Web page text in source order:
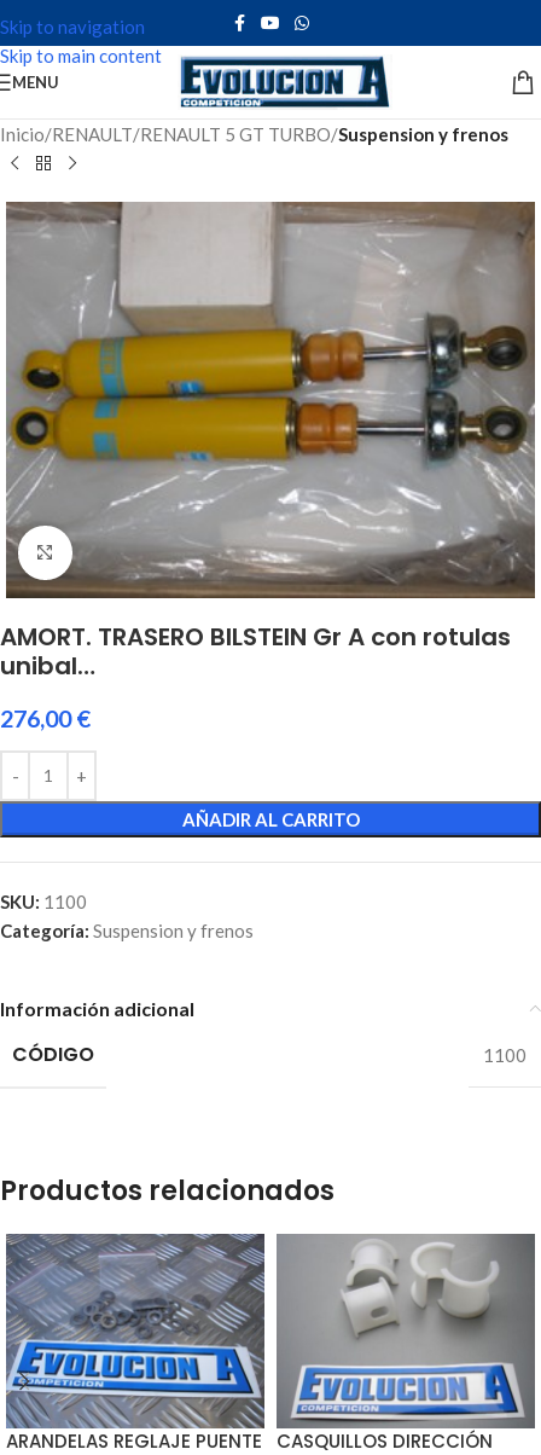
Skip to navigation
Skip to main content
MENU
Inicio RENAULT RENAULT 5 GT TURBO Suspension y frenos
Click to enlarge
AMORT. TRASERO BILSTEIN Gr A con rotulas
unibal…
276,00€
AÑADIR AL CARRITO
SKU: 1100
Categoría: Suspension y frenos
Información adicional
CÓDIGO 1100
Productos relacionados
ARANDELAS REGLAJE PUENTE
CASQUILLOS DIRECCIÓN